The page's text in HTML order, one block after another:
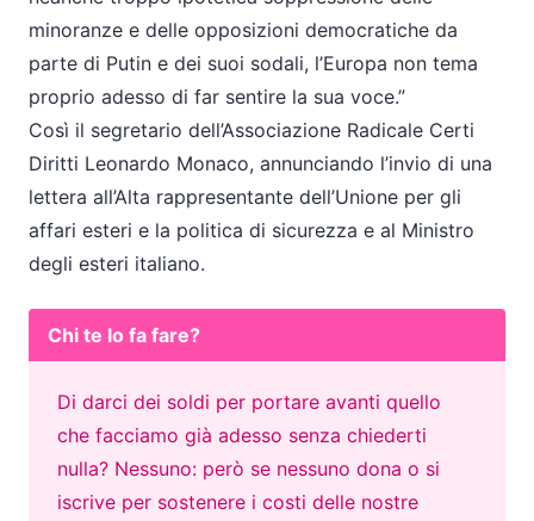
minoranze e delle opposizioni democratiche da
parte di Putin e dei suoi sodali, l’Europa non tema
proprio adesso di far sentire la sua voce.”
Così il segretario dell’Associazione Radicale Certi
Diritti Leonardo Monaco, annunciando l’invio di una
lettera all’Alta rappresentante dell’Unione per gli
affari esteri e la politica di sicurezza e al Ministro
degli esteri italiano.
Chi te lo fa fare?
Di darci dei soldi per portare avanti quello
che facciamo già adesso senza chiederti
nulla? Nessuno: però se nessuno dona o si
iscrive per sostenere i costi delle nostre